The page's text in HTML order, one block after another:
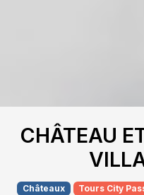
CHÂTEAU
Châteaux Tours City